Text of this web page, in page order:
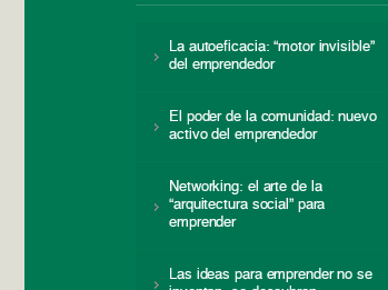
La autoeficacia: “motor invisible”
del emprendedor
El poder de la comunidad: nuevo
activo del emprendedor
Networking: el arte de la
“arquitectura social” para
emprender
Las ideas para emprender no se